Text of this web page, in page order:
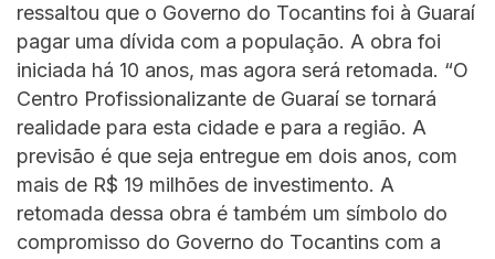
ressaltou que o Governo do Tocantins foi à Guaraí
pagar uma dívida com a população. A obra foi
iniciada há 10 anos, mas agora será retomada. “O
Centro Profissionalizante de Guaraí se tornará
realidade para esta cidade e para a região. A
previsão é que seja entregue em dois anos, com
mais de R$ 19 milhões de investimento. A
retomada dessa obra é também um símbolo do
compromisso do Governo do Tocantins com a